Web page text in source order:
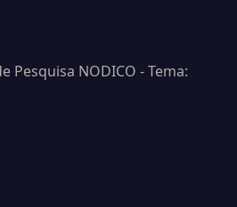
Pesquisa NODICO - Tema: